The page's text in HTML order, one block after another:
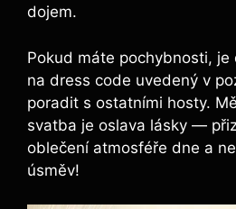
dojem.
Pokud máte pochybnosti,
na dress code ⁢uvedený v
poradit s ostatními hosty.
svatba ​je oslava lásky —
oblečení atmosféře dne a⁢
úsměv!